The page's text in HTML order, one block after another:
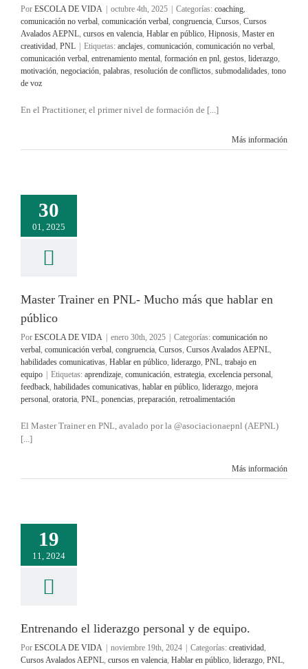
Por ESCOLA DE VIDA octubre 4th, 2025 Categorías: coaching,
comunicación no verbal, comunicación verbal, congruencia, Cursos, Cursos
Avalados AEPNL, cursos en valencia, Hablar en público, Hipnosis, Master en
creatividad, PNL Etiquetas: anclajes, comunicación, comunicación no verbal,
comunicación verbal, entrenamiento mental, formación en pnl, gestos, liderazgo,
motivación, negociación, palabras, resolución de conflictos, submodalidades, tono
de voz
En el Practitioner, el primer nivel de formación de [...]
Más información
30
01, 2025
Master Trainer en PNL- Mucho más que hablar en
público
Por ESCOLA DE VIDA enero 30th, 2025 Categorías: comunicación no
verbal, comunicación verbal, congruencia, Cursos, Cursos Avalados AEPNL,
habilidades comunicativas, Hablar en público, liderazgo, PNL, trabajo en
equipo
Etiquetas: aprendizaje, comunicación, estrategia, excelencia personal,
feedback, habilidades comunicativas, hablar en público, liderazgo, mejora
personal, oratoria, PNL, ponencias, preparación, retroalimentación
El Master Trainer en PNL, avalado por la @asociacionaepnl (AEPNL)
[...]
Más información
19
11, 2024
Entrenando el liderazgo personal y de equipo.
Por ESCOLA DE VIDA noviembre 19th, 2024 Categorías: creatividad,
Cursos Avalados AEPNL, cursos en valencia, Hablar en público, liderazgo, PNL,